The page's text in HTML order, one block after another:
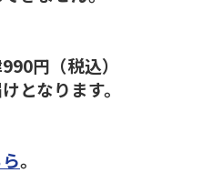
円（税込）
となります。
。